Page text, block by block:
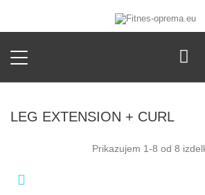
LEG EXTENSION + CURL
Prikazujem 1-8 od 8